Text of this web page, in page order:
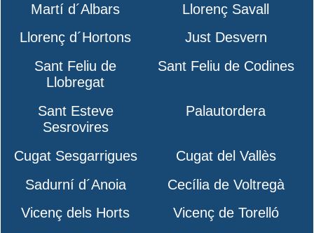
Martí d´Albars
Llorenç Savall
Llorenç d´Hortons
Just Desvern
Sant Feliu de
Llobregat
Sant Feliu de Codines
Sant Esteve
Sesrovires
Palautordera
Cugat Sesgarrigues
Cugat del Vallès
Sadurní d´Anoia
Cecília de Voltregà
Vicenç dels Horts
Vicenç de Torelló